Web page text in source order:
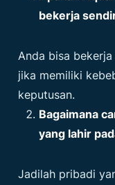
bekerja
Anda bisa
jika memiliki
keputusan.
Bagaimana
yang lahir
Jadilah pribadi